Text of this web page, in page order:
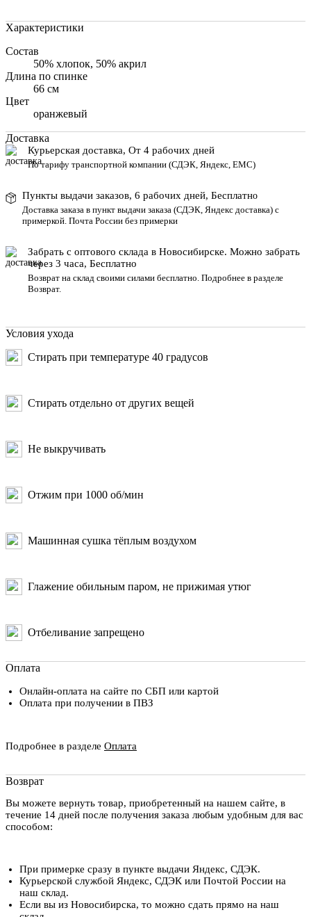
Характеристики
Состав
50% хлопок, 50% акрил
Длина по спинке
66 см
Цвет
оранжевый
Доставка
Курьерская доставка, От 4 рабочих дней
По тарифу транспортной компании (СДЭК, Яндекс, ЕМС)
Пункты выдачи заказов, 6 рабочих дней, Бесплатно
Доставка заказа в пункт выдачи заказа(СДЭК, Яндекс доставка) с
примеркой. Почта России без примерки
Забрать с оптового склада в Новосибирске. Можно забрать
через 3 часа, Бесплатно
Возврат на склад своими силами бесплатно. Подробнее в разделе
Возврат.
Условия ухода
Стирать при температуре 40 градусов
Стирать отдельно от других вещей
Не выкручивать
Отжим при 1000 об/мин
Машинная сушка тёплым воздухом
Глажение обильным паром, не прижимая утюг
Отбеливание запрещено
Оплата
Онлайн-оплата на сайте по СБП или картой
Оплата при получении в ПВЗ
Подробнее в разделе Оплата
Возврат
Вы можете вернуть товар, приобретенный на нашем сайте, в
течение 14 дней после получения заказа любым удобным для вас
способом:
При примерке сразу в пункте выдачи Яндекс, СДЭК.
Курьерской службой Яндекс, СДЭК или Почтой России на
наш склад.
Если вы из Новосибирска, то можно сдать прямо на наш